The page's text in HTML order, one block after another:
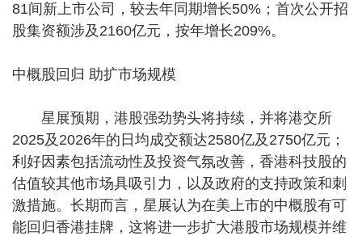
81间新上市公司，较去年同期增长50%；首次公开招
股集资额涉及2160亿元，按年增长209%。
中概股回归 助扩市场规模
星展预期，港股强劲势头将持续，并将港交所
2025及2026年的日均成交额达2580亿及2750亿元；
利好因素包括流动性及投资气氛改善，香港科技股的
估值较其他市场具吸引力，以及政府的支持政策和刺
激措施。长期而言，星展认为在美上市的中概股有可
能回归香港挂牌，这将进一步扩大港股市场规模并维